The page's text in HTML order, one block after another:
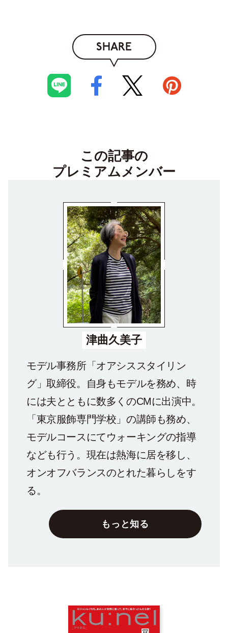
SHARE
この記事の
プレミアムメンバー
津曲久美子
モデル事務所「オアシススタイリン
グ」取締役。自身もモデルを務め、時
には夫とともに数多くのCMに出演中。
「東京服飾専門学校」の講師も務め、
モデルコースにてウォーキングの指導
なども行う。現在は熱海に居を移し、
オンオフバランスのとれた暮らしをす
る。
もっと知る